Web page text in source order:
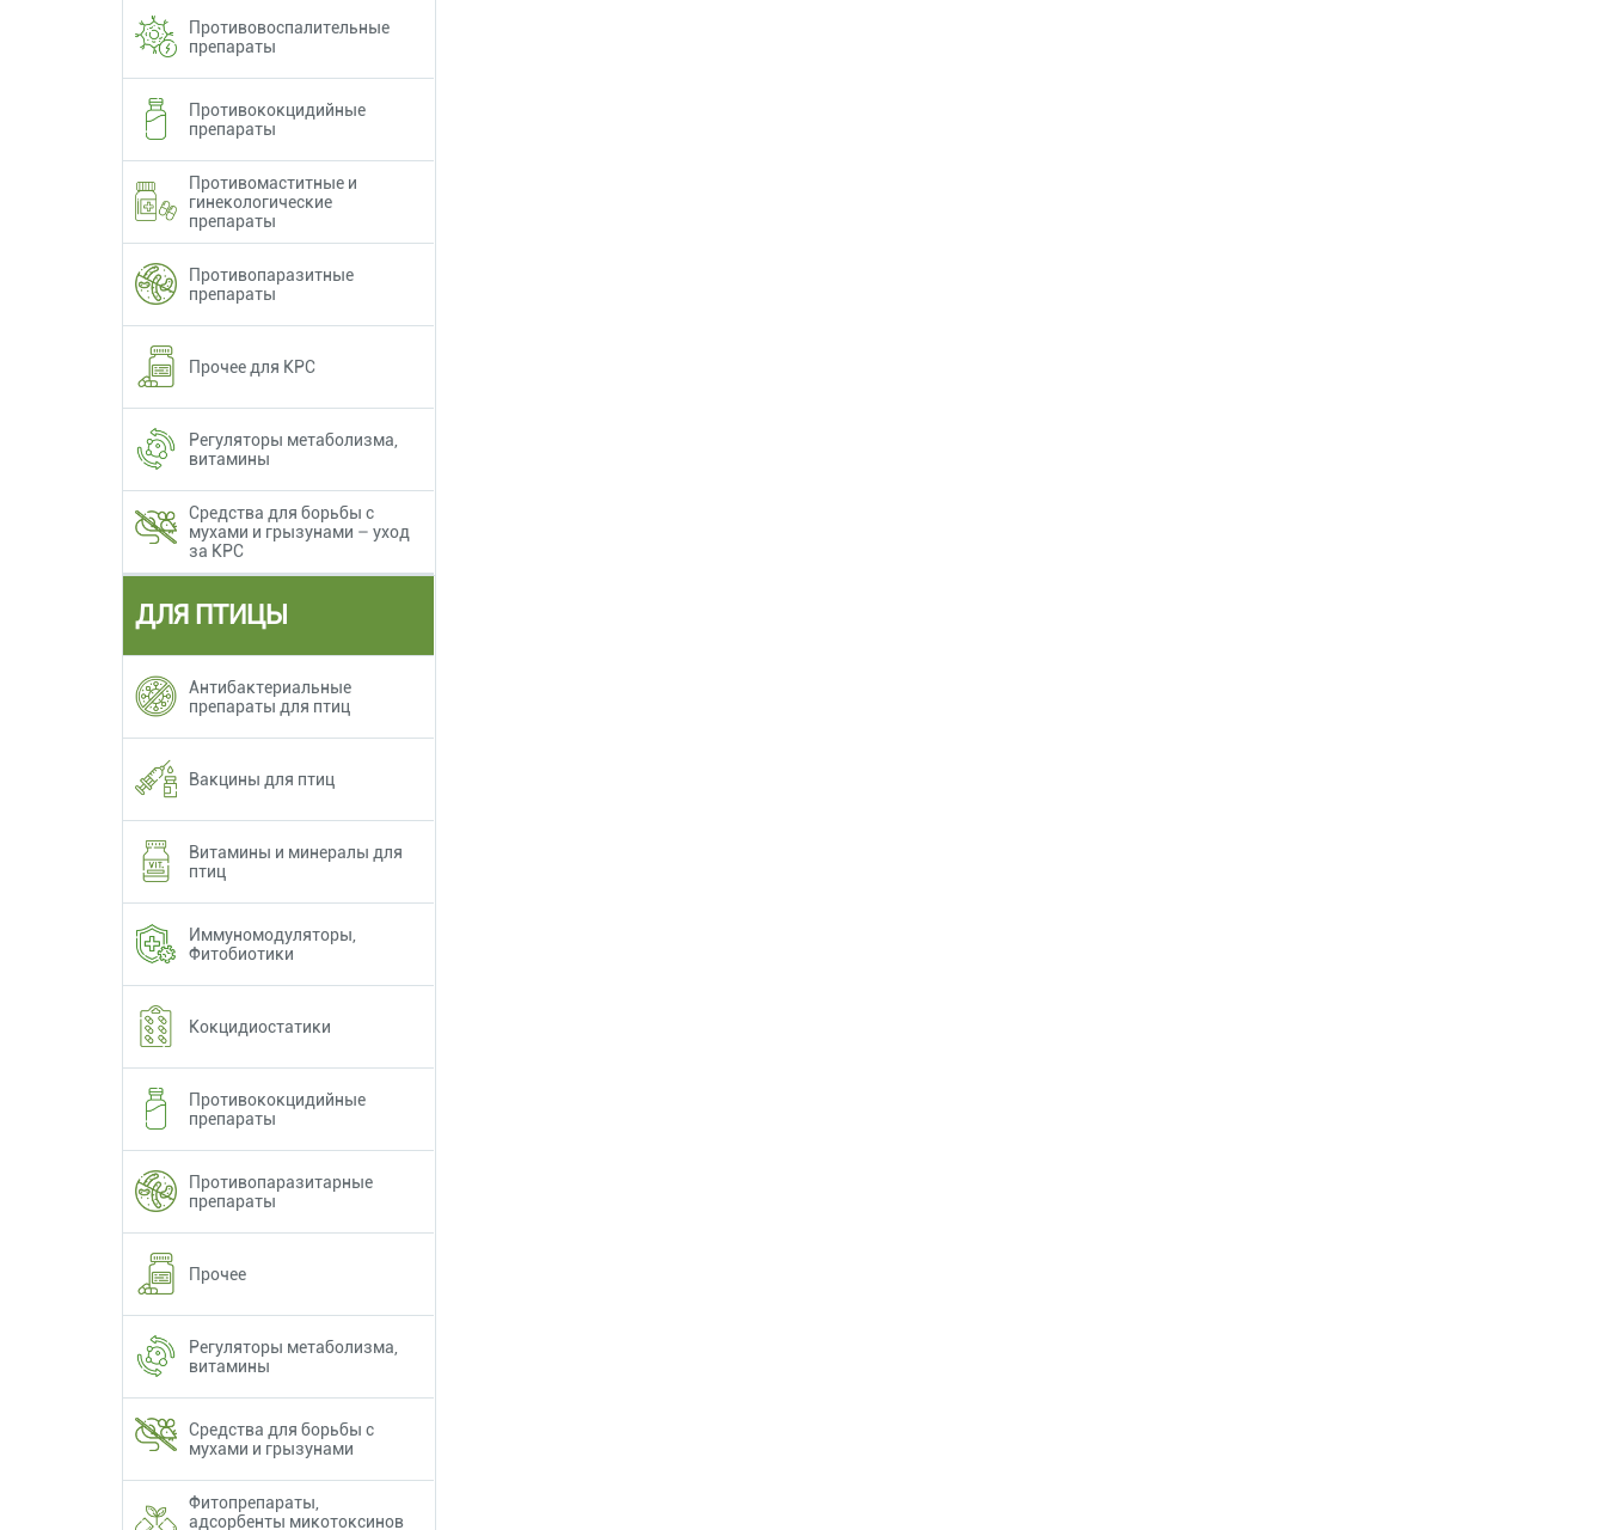
Противовоспалительные
препараты
Противококцидийные
препараты
Противомаститные и
гинекологические
препараты
Противопаразитные
препараты
Прочее для КРС
Регуляторы метаболизма,
витамины
Средства для борьбы с
мухами и грызунами – уход
за КРС
ДЛЯ ПТИЦЫ
Антибактериальные
препараты для птиц
Вакцины для птиц
Витамины и минералы для
птиц
Иммуномодуляторы,
Фитобиотики
Кокцидиостатики
Противококцидийные
препараты
Противопаразитарные
препараты
Прочее
Регуляторы метаболизма,
витамины
Средства для борьбы с
мухами и грызунами
Фитопрепараты,
адсорбенты микотоксинов